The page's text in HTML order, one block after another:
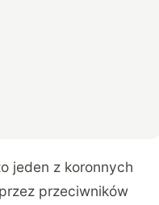
jeden z koronnych
przeciwników